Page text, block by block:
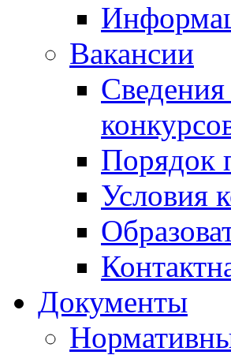
Вакансии
Порядок
Условия
Документы